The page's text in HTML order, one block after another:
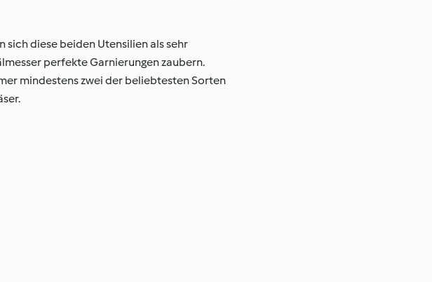
diese beiden Utensilien als sehr
perfekte Garnierungen zaubern.
mindestens zwei der beliebtesten Sorten